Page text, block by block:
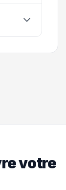
votre